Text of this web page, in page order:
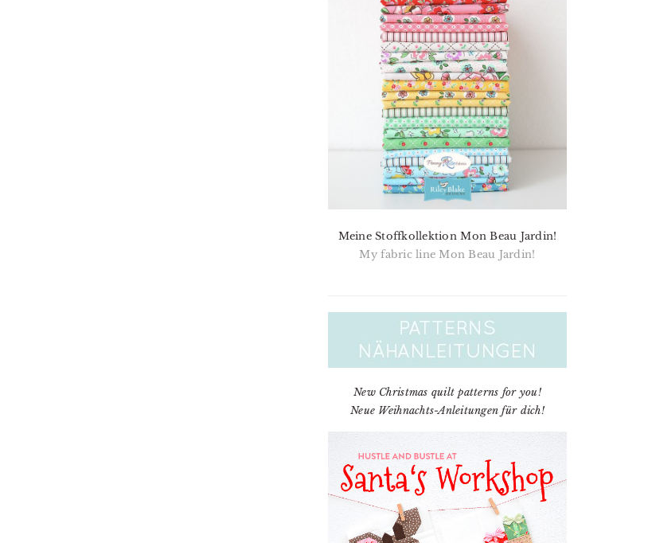
Meine Stoffkollektion Mon Beau Jardin!
My fabric line Mon Beau Jardin!
New Christmas quilt patterns for you!
Neue Weihnachts-Anleitungen für dich!